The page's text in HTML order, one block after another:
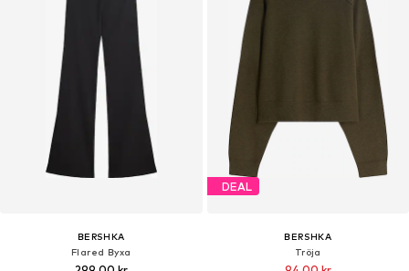
BERSHKA
Flared Byxa
DEAL
BERSHKA
Tröja